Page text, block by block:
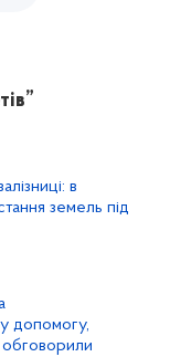
в
земель під
допомогу,
обговорили